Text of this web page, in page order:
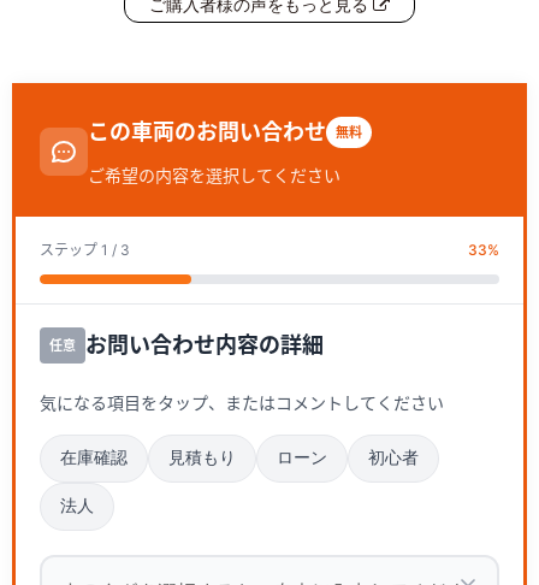
ご購入者様の声をもっと見る
この車両のお問い合わせ 無料
ご希望の内容を選択してください
ステップ 1 / 3 33%
任意 お問い合わせ内容の詳細
気になる項目をタップ、またはコメントしてください
在庫確認 見積もり ローン 初心者
法人